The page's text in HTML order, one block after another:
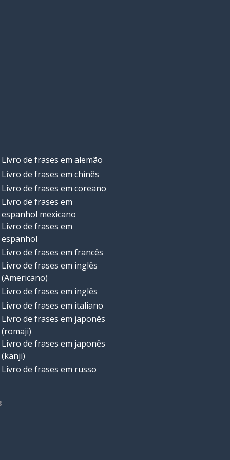
Livro de frases em alemão
Livro de frases em chinês
Livro de frases em coreano
Livro de frases em
espanhol mexicano
Livro de frases em
espanhol
Livro de frases em francês
Livro de frases em inglês
(Americano)
Livro de frases em inglês
Livro de frases em italiano
Livro de frases em japonês
(romaji)
Livro de frases em japonês
(kanji)
Livro de frases em russo